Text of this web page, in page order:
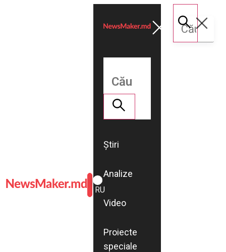
ROMÂNĂ
RU
Știri
Analize
Video
Proiecte
speciale